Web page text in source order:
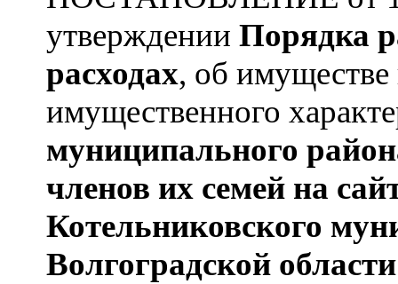
утверждении Порядка
расходах, об имуществе
имущественного
муниципального
членов их семей на
Котельниковского
Волгоградской области